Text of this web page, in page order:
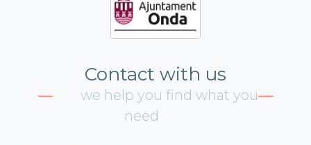
Contact with us
we help you find what you
need